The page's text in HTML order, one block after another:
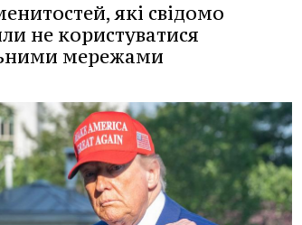
які свідомо
не користуватися
мережами